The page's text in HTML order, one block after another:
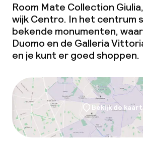
Room Mate Collection
wijk Centro. In het centrum
bekende monumenten,
Duomo en de Galleria
en je kunt er goed shoppen.
Bekijk de kaart